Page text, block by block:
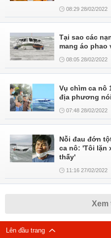
08:29 28/02/2022
Tại sao các
mang áo
08:05 28/02/2022
Vụ chìm ca nô
địa phương
07:48 28/02/2022
Nỗi đau đớn
ca nô: 'Tôi lặn
thấy'
11:16 27/02/2022
Xem
Lên đầu trang